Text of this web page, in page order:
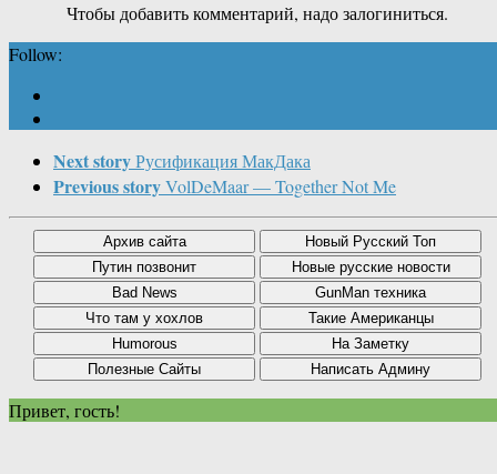
Чтобы добавить комментарий, надо залогиниться.
Follow:
Next storyРусификация МакДака
Previous storyVolDeMaar — Together Not Me
Привет, гость!